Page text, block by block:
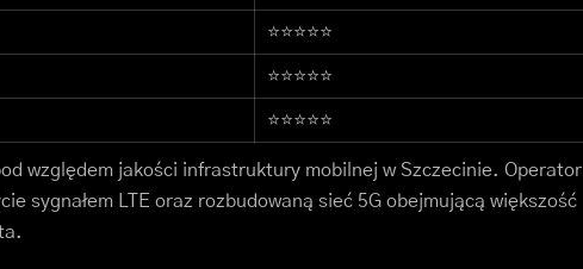
⭐⭐⭐⭐⭐
⭐⭐⭐⭐⭐
⭐⭐⭐⭐⭐
względem jakości infrastruktury mobilnej w Szczecinie. Operator
sygnałem LTE oraz rozbudowaną sieć 5G obejmującą większość